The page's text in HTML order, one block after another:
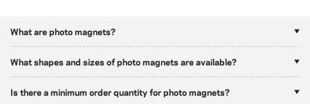
What are photo magnets?
What shapes and sizes of photo magnets are available?
Is there a minimum order quantity for photo magnets?